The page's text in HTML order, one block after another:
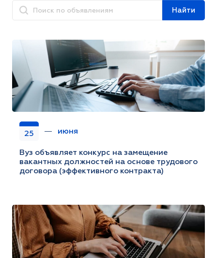
Найти
25 июня
Вуз объявляет конкурс на замещение
вакантных должностей на основе трудового
договора (эффективного контракта)